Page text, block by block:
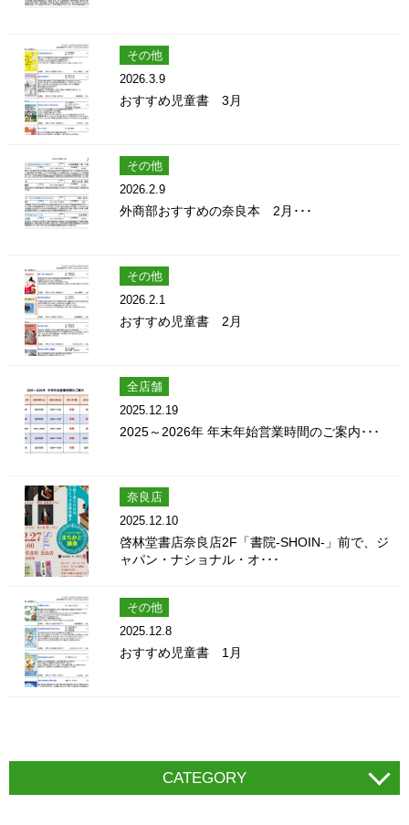
その他
2026.3.9
おすすめ児童書 3月
その他
2026.2.9
外商部おすすめの奈良本 2月･･･
その他
2026.2.1
おすすめ児童書 2月
全店舗
2025.12.19
2025～2026年 年末年始営業時間のご案内･･･
奈良店
2025.12.10
啓林堂書店奈良店2F「書院-SHOIN-」前で、ジ
ャパン・ナショナル・オ･･･
その他
2025.12.8
おすすめ児童書 1月
CATEGORY